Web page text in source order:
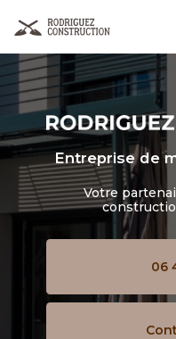
principal
Entreprise de
Votre
06